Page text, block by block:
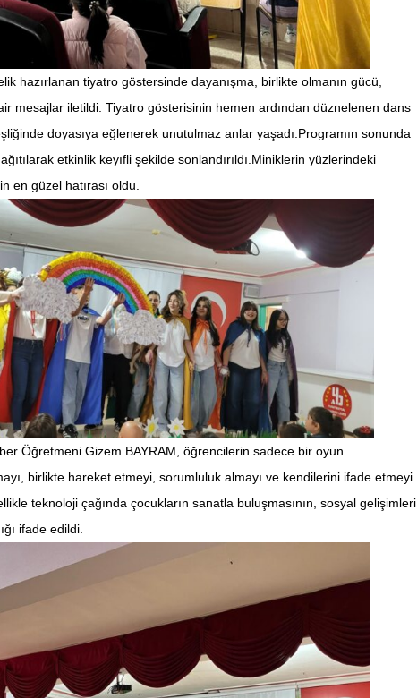
hazırlanan tiyatro göstersinde dayanışma, birlikte olmanın gücü,
mesajlar iletildi. Tiyatro gösterisinin hemen ardından düznelenen dans
doyasıya eğlenerek unutulmaz anlar yaşadı.Programın sonunda
etkinlik keyıfli şekilde sonlandırıldı.Miniklerin yüzlerindeki
en güzel hatırası oldu.
Öğretmeni Gizem BAYRAM, öğrencilerin sadece bir oyun
birlikte hareket etmeyi, sorumluluk almayı ve kendilerini ifade etmeyi
teknoloji çağında çocukların sanatla buluşmasının, sosyal gelişimleri
ifade edildi.